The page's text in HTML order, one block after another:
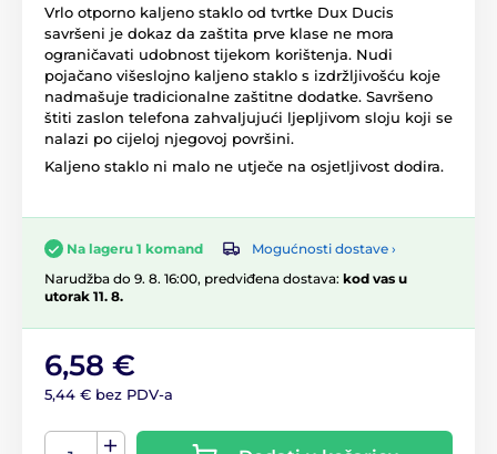
Vrlo otporno kaljeno staklo od tvrtke Dux Ducis
savršeni je dokaz da zaštita prve klase ne mora
ograničavati udobnost tijekom korištenja. Nudi
pojačano višeslojno kaljeno staklo s izdržljivošću koje
nadmašuje tradicionalne zaštitne dodatke. Savršeno
štiti zaslon telefona zahvaljujući ljepljivom sloju koji se
nalazi po cijeloj njegovoj površini.
Kaljeno staklo ni malo ne utječe na osjetljivost dodira.
Na lageru 1 komand
Mogućnosti dostave ›
Narudžba do 9. 8. 16:00, predviđena dostava: kod vas u
utorak 11. 8.
6,58 €
5,44 € bez PDV-a